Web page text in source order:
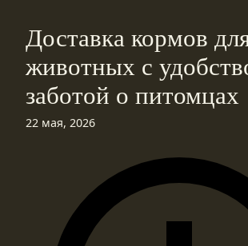
Доставка кормов
животных с
заботой о питомцах
22 мая, 2026